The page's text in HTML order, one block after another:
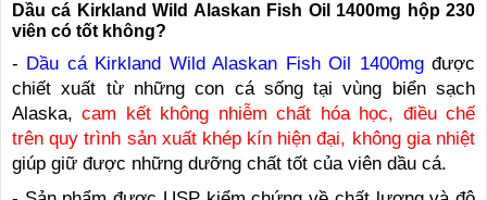
Dầu cá Kirkland Wild Alaskan Fish Oil 1400mg hộp 230
viên có tốt không?
- Dầu cá Kirkland Wild Alaskan Fish Oil 1400mgđược
chiết xuất từ những con cá sống tại vùng biển sạch
Alaska,cam kết không nhiễm chất hóa học, điều chế
trên quy trình sản xuất khép kín hiện đại, không gia nhiệt
giúp giữ được những dưỡng chất tốt của viên dầu cá.